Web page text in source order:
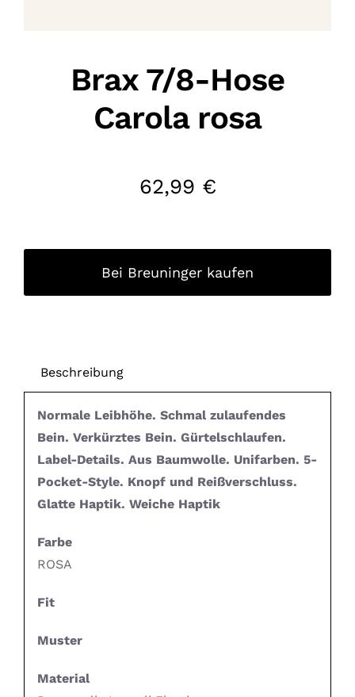
Brax 7/8-Hose
Carola rosa
62,99 €
Bei Breuninger kaufen
Beschreibung
Normale Leibhöhe. Schmal zulaufendes
Bein. Verkürztes Bein. Gürtelschlaufen.
Label-Details. Aus Baumwolle. Unifarben. 5-
Pocket-Style. Knopf und Reißverschluss.
Glatte Haptik. Weiche Haptik
Farbe
ROSA
Fit
Muster
Material